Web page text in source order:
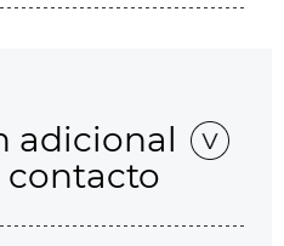
adicional
contacto